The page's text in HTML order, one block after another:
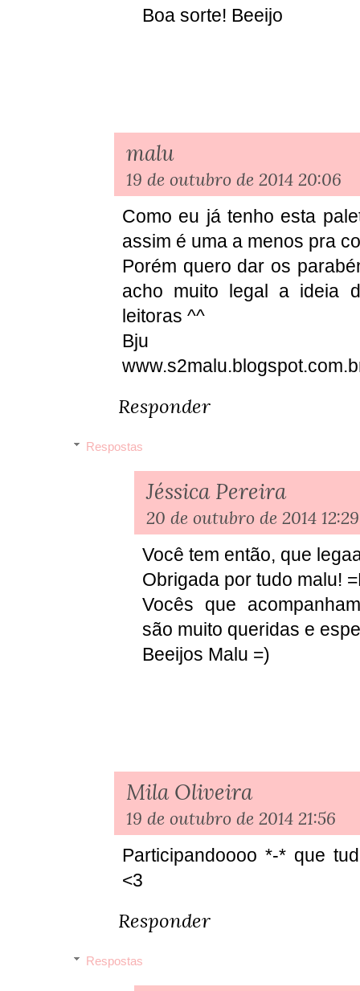
Boa sorte! Beeijo
malu
19 de outubro de 2014 20:06
Como eu já tenho esta
assim é uma a menos pra
Porém quero dar os
acho muito legal a ideia
leitoras ^^
Bju
Responder
Respostas
Jéssica Pereira
20 de outubro de 2014 12:29
Você tem então, que
Obrigada por tudo malu!
Vocês que
são muito queridas e
Beeijos Malu =)
Mila Oliveira
19 de outubro de 2014 21:56
Participandoooo *-* que
<3
Responder
Respostas